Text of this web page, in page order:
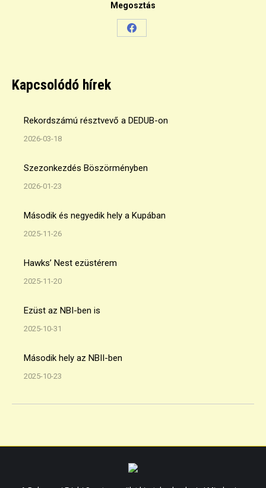
Megosztás
Share
Kapcsolódó hírek
Rekordszámú résztvevő a DEDUB-on
2026-03-18
Szezonkezdés Böszörményben
2026-01-23
Második és negyedik hely a Kupában
2025-11-26
Hawks’ Nest ezüstérem
2025-11-20
Ezüst az NBI-ben is
2025-10-31
Második hely az NBII-ben
2025-10-23